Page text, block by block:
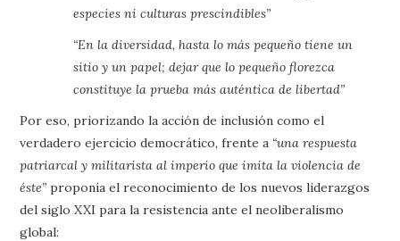
especies ni culturas prescindibles”
“En la diversidad, hasta lo más pequeño tiene un
sitio y un papel; dejar que lo pequeño florezca
constituye la prueba más auténtica de libertad”
Por eso, priorizando la acción de inclusión como el
verdadero ejercicio democrático, frente a “una respuesta
patriarcal y militarista al imperio que imita la violencia de
éste”proponía el reconocimiento de los nuevos liderazgos
del siglo XXI para la resistencia ante el neoliberalismo
global: